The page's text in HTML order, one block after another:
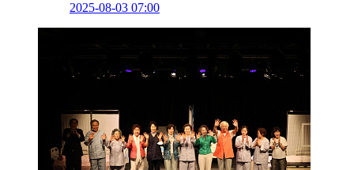
2025-08-03 07:00